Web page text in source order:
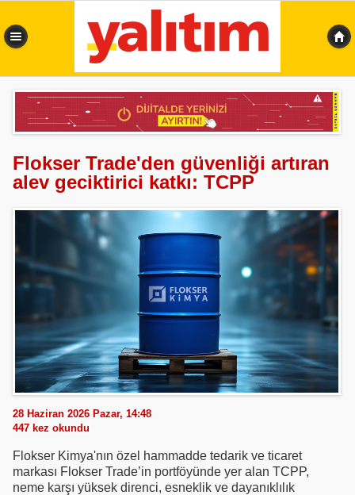
Flokser Trade'den güvenliği artıran
alev geciktirici katkı: TCPP
28 Haziran 2026 Pazar, 14:48
447 kez okundu
Flokser Kimya'nın özel hammadde tedarik ve ticaret
markası Flokser Trade’in portföyünde yer alan TCPP,
neme karşı yüksek direnci, esneklik ve dayanıklılık
0,566 sn